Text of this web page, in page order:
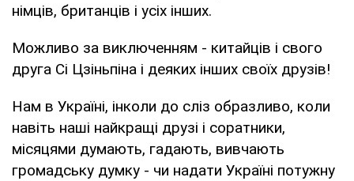
німців, британців і усіх інших.
Можливо за виключенням - китайців і свого
друга Сі Цзіньпіна і деяких інших своїх друзів!
Нам в Україні, інколи до сліз образливо, коли
навіть наші найкращі друзі і соратники,
місяцями думають, гадають, вивчають
громадську думку - чи надати Україні потужну